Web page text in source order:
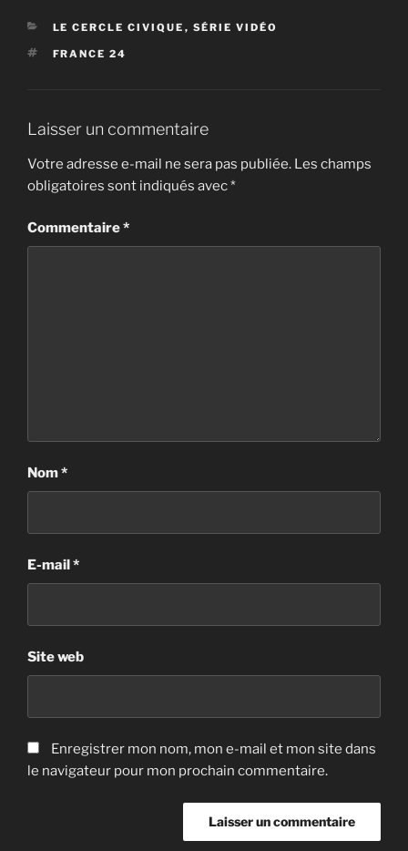
CATÉGORIES
LE CERCLE CIVIQUE , SÉRIE VIDÉO
ÉTIQUETTES
FRANCE 24
Laisser un commentaire
Votre adresse e-mail ne sera pas publiée. Les champs
obligatoires sont indiqués avec*
Commentaire*
Nom*
E-mail*
Site web
Enregistrer mon nom, mon e-mail et mon site dans
le navigateur pour mon prochain commentaire.